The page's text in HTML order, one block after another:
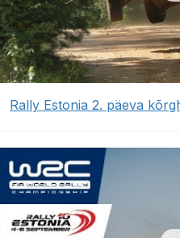
Rally Estonia 2. päeva